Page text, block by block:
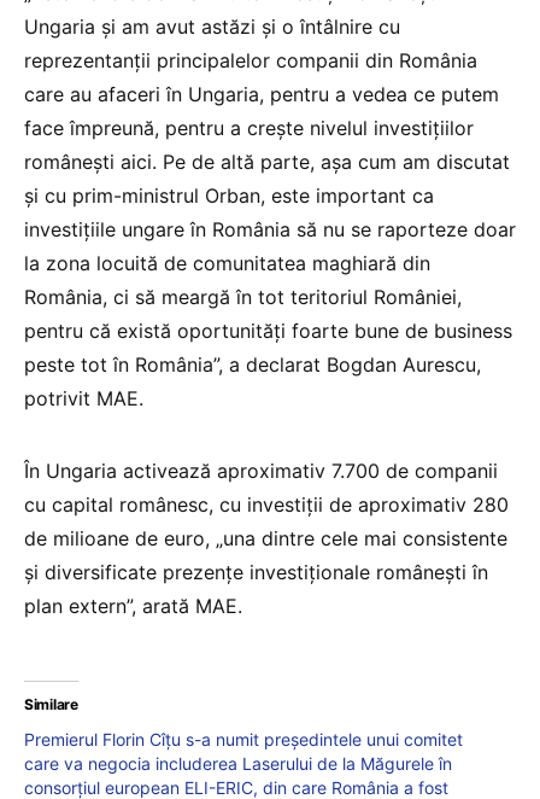
Ungaria şi am avut astăzi şi o întâlnire cu
reprezentanţii principalelor companii din România
care au afaceri în Ungaria, pentru a vedea ce putem
face împreună, pentru a creşte nivelul investiţiilor
româneşti aici. Pe de altă parte, aşa cum am discutat
şi cu prim-ministrul Orban, este important ca
investiţiile ungare în România să nu se raporteze doar
la zona locuită de comunitatea maghiară din
România, ci să meargă în tot teritoriul României,
pentru că există oportunităţi foarte bune de business
peste tot în România”, a declarat Bogdan Aurescu,
potrivit MAE.
În Ungaria activează aproximativ 7.700 de companii
cu capital românesc, cu investiţii de aproximativ 280
de milioane de euro, „una dintre cele mai consistente
şi diversificate prezenţe investiţionale româneşti în
plan extern”, arată MAE.
Similare
Premierul Florin Cîțu s-a numit președintele unui comitet
care va negocia includerea Laserului de la Măgurele în
consorțiul european ELI-ERIC, din care România a fost